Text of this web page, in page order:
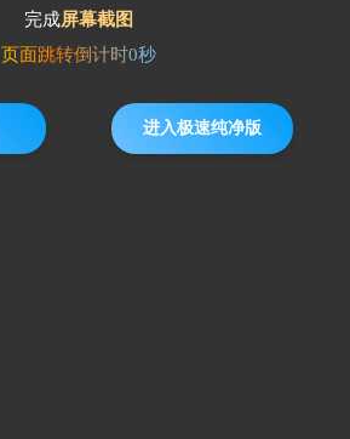
完成屏幕截图
页面跳转倒计时0秒
进入极速纯净版